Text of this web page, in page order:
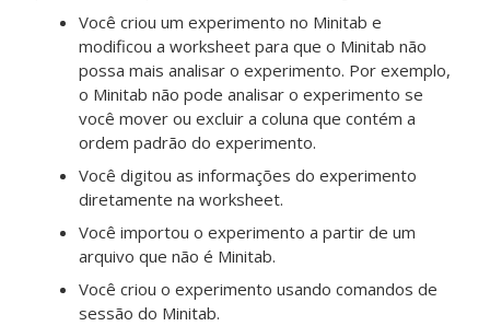
Você criou um experimento no Minitab e
modificou a worksheet para que o Minitab não
possa mais analisar o experimento. Por exemplo,
o Minitab não pode analisar o experimento se
você mover ou excluir a coluna que contém a
ordem padrão do experimento.
Você digitou as informações do experimento
diretamente na worksheet.
Você importou o experimento a partir de um
arquivo que não é Minitab.
Você criou o experimento usando comandos de
sessão do Minitab.